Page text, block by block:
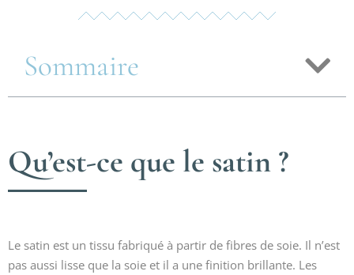
Sommaire
Qu’est-ce que le satin ?
Le satin est un tissu fabriqué à partir de fibres de soie. Il n’est
pas aussi lisse que la soie et il a une finition brillante. Les